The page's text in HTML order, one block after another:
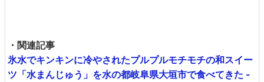
・関連記事
氷水でキンキンに冷やされたプルプルモチモチの和スイー
ツ「水まんじゅう」を水の都岐阜県大垣市で食べてきた -